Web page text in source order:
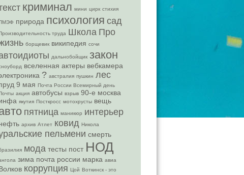
криминал мини цирк стихия
природа психология сад
труда Школа Про
борщевик википедия сочи
дальнобойщик закон
вселенная актеры вебкамера
? австралия пушкин лес
9 мая Почта России Всемирный день
акция автобусы взрыв 90-е москва
якутия Посткросс мотохрусты вещь
пятница маникюр интерьер
архив Атлет ковид Никола
пельмени смерть
мода тесты пост НОД
зима почта россии марка авиа
коррупция Цой Воткинск - это